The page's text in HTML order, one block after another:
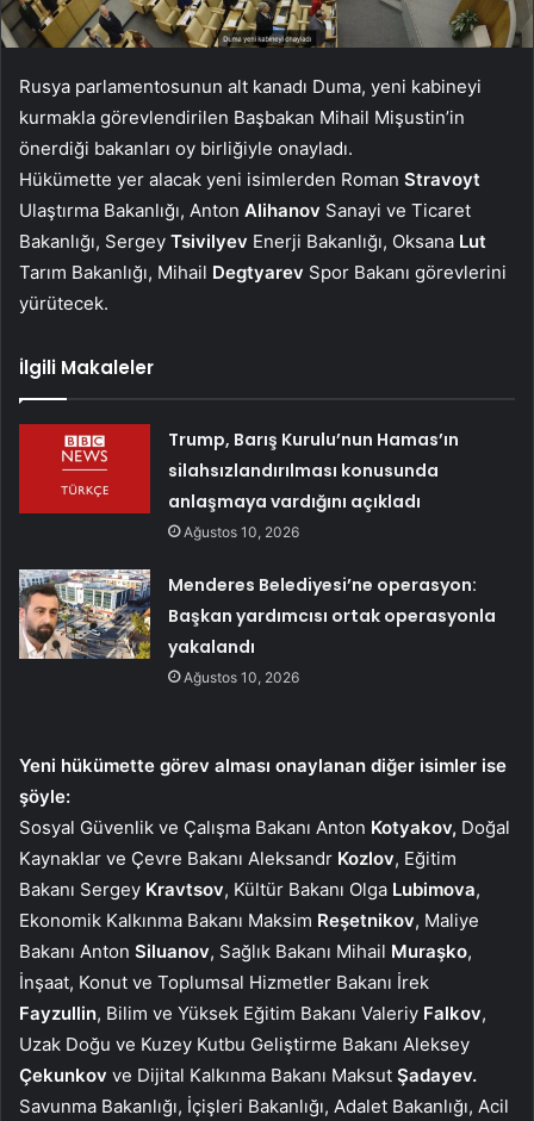
Rusya parlamentosunun alt kanadı Duma, yeni kabineyi
kurmakla görevlendirilen Başbakan Mihail Mişustin’in
önerdiği bakanları oy birliğiyle onayladı.
Hükümette yer alacak yeni isimlerden Roman Stravoyt
Ulaştırma Bakanlığı, Anton Alihanov Sanayi ve Ticaret
Bakanlığı, Sergey Tsivilyev Enerji Bakanlığı, Oksana Lut
Tarım Bakanlığı, Mihail Degtyarev Spor Bakanı görevlerini
yürütecek.
İlgili Makaleler
Trump, Barış Kurulu’nun Hamas’ın
silahsızlandırılması konusunda
anlaşmaya vardığını açıkladı
Ağustos 10, 2026
Menderes Belediyesi’ne operasyon:
Başkan yardımcısı ortak operasyonla
yakalandı
Ağustos 10, 2026
Yeni hükümette görev alması onaylanan diğer isimler ise
şöyle:
Sosyal Güvenlik ve Çalışma Bakanı Anton Kotyakov, Doğal
Kaynaklar ve Çevre Bakanı Aleksandr Kozlov, Eğitim
Bakanı Sergey Kravtsov, Kültür Bakanı Olga Lubimova,
Ekonomik Kalkınma Bakanı Maksim Reşetnikov, Maliye
Bakanı Anton Siluanov, Sağlık Bakanı Mihail Muraşko,
İnşaat, Konut ve Toplumsal Hizmetler Bakanı İrek
Fayzullin, Bilim ve Yüksek Eğitim Bakanı Valeriy Falkov,
Uzak Doğu ve Kuzey Kutbu Geliştirme Bakanı Aleksey
Çekunkov ve Dijital Kalkınma Bakanı Maksut Şadayev.
Savunma Bakanlığı, İçişleri Bakanlığı, Adalet Bakanlığı, Acil